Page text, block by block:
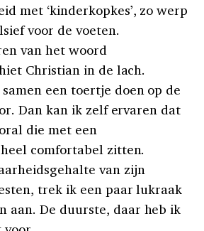
met ‘kinderkopkes’, zo werp
voor de voeten.
van het woord
Christian in de lach.
een toertje doen op de
Dan kan ik zelf ervaren dat
die met een
comfortabel zitten.
van zijn
trek ik een paar lukraak
aan. De duurste, daar heb ik